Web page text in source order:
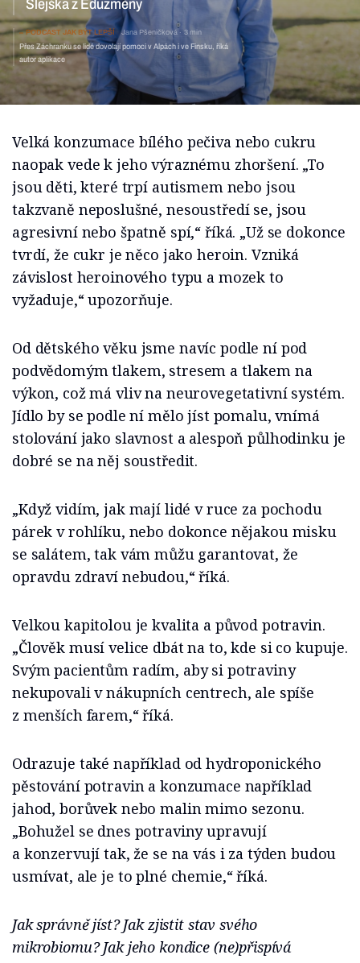
Slejška z Eduzměny
PODCAST JAK BÝT LEPŠÍ Jana Pšeničková 3 min
Přes Záchranku se lidé dovolají pomoci v Alpách i ve Finsku, říká
autor aplikace
Velká konzumace bílého pečiva nebo cukru
naopak vede k jeho výraznému zhoršení. „To
jsou děti, které trpí autismem nebo jsou
takzvaně neposlušné, nesoustředí se, jsou
agresivní nebo špatně spí,“ říká. „Už se dokonce
tvrdí, že cukr je něco jako heroin. Vzniká
závislost heroinového typu a mozek to
vyžaduje,“ upozorňuje.
Od dětského věku jsme navíc podle ní pod
podvědomým tlakem, stresem a tlakem na
výkon, což má vliv na neurovegetativní systém.
Jídlo by se podle ní mělo jíst pomalu, vnímá
stolování jako slavnost a alespoň půlhodinku je
dobré se na něj soustředit.
„Když vidím, jak mají lidé v ruce za pochodu
párek v rohlíku, nebo dokonce nějakou misku
se salátem, tak vám můžu garantovat, že
opravdu zdraví nebudou,“ říká.
Velkou kapitolou je kvalita a původ potravin.
„Člověk musí velice dbát na to, kde si co kupuje.
Svým pacientům radím, aby si potraviny
nekupovali v nákupních centrech, ale spíše
z menších farem,“ říká.
Odrazuje také například od hydroponického
pěstování potravin a konzumace například
jahod, borůvek nebo malin mimo sezonu.
„Bohužel se dnes potraviny upravují
a konzervují tak, že se na vás i za týden budou
usmívat, ale je to plné chemie,“ říká.
Jak správně jíst? Jak zjistit stav svého
mikrobiomu? Jak jeho kondice (ne)přispívá